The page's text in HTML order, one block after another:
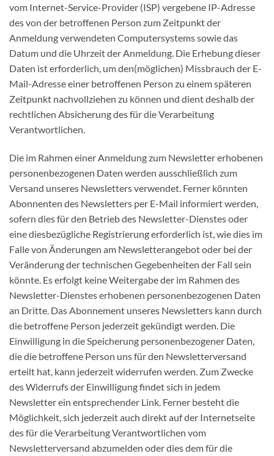
vom Internet-Service-Provider (ISP) vergebene IP-Adresse
des von der betroffenen Person zum Zeitpunkt der
Anmeldung verwendeten Computersystems sowie das
Datum und die Uhrzeit der Anmeldung. Die Erhebung dieser
Daten ist erforderlich, um den(möglichen) Missbrauch der E-
Mail-Adresse einer betroffenen Person zu einem späteren
Zeitpunkt nachvollziehen zu können und dient deshalb der
rechtlichen Absicherung des für die Verarbeitung
Verantwortlichen.
Die im Rahmen einer Anmeldung zum Newsletter erhobenen
personenbezogenen Daten werden ausschließlich zum
Versand unseres Newsletters verwendet. Ferner könnten
Abonnenten des Newsletters per E-Mail informiert werden,
sofern dies für den Betrieb des Newsletter-Dienstes oder
eine diesbezügliche Registrierung erforderlich ist, wie dies im
Falle von Änderungen am Newsletterangebot oder bei der
Veränderung der technischen Gegebenheiten der Fall sein
könnte. Es erfolgt keine Weitergabe der im Rahmen des
Newsletter-Dienstes erhobenen personenbezogenen Daten
an Dritte. Das Abonnement unseres Newsletters kann durch
die betroffene Person jederzeit gekündigt werden. Die
Einwilligung in die Speicherung personenbezogener Daten,
die die betroffene Person uns für den Newsletterversand
erteilt hat, kann jederzeit widerrufen werden. Zum Zwecke
des Widerrufs der Einwilligung findet sich in jedem
Newsletter ein entsprechender Link. Ferner besteht die
Möglichkeit, sich jederzeit auch direkt auf der Internetseite
des für die Verarbeitung Verantwortlichen vom
Newsletterversand abzumelden oder dies dem für die